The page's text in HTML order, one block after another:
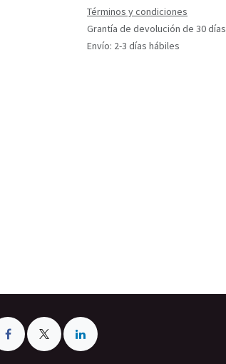
Términos y condiciones
Grantía de devolución de 30 días
Envío: 2-3 días hábiles